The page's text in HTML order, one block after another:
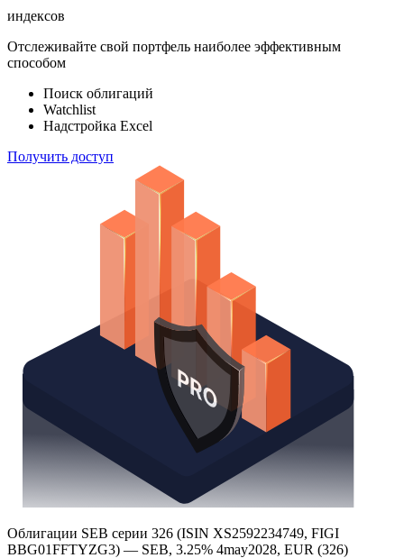
индексов
Отслеживайте свой портфель наиболее эффективным
способом
Поиск облигаций
Watchlist
Надстройка Excel
Получить доступ
Облигации SEB серии 326 (ISIN XS2592234749, FIGI
BBG01FFTYZG3) — SEB, 3.25% 4may2028, EUR (326)